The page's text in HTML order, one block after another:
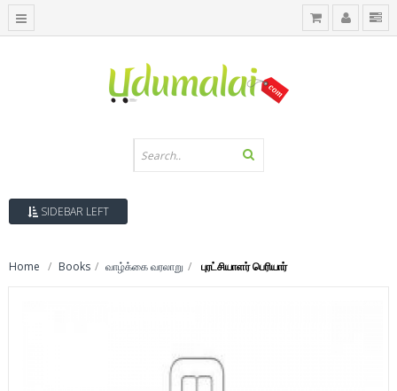
SIDEBAR LEFT
Home Books வாழ்க்கை வரலாறு புரட்சியாளர் பெரியார்